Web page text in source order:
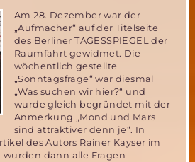
Am 28. Dezember war der
„Aufmacher“ auf der Titelseite
des Berliner TAGESSPIEGEL der
Raumfahrt gewidmet. Die
wöchentlich gestellte
„Sonntagsfrage“ war diesmal
„Was suchen wir hier?“ und
wurde gleich begründet mit der
Anmerkung „Mond und Mars
sind attraktiver denn je“. In
des Autors Rainer Kayser im
dann alle Fragen